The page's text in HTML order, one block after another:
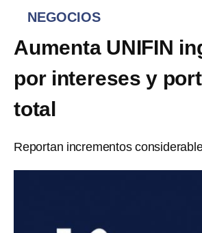
NEGOCIOS
Aumenta UNIFIN
por intereses y
total
Reportan incrementos